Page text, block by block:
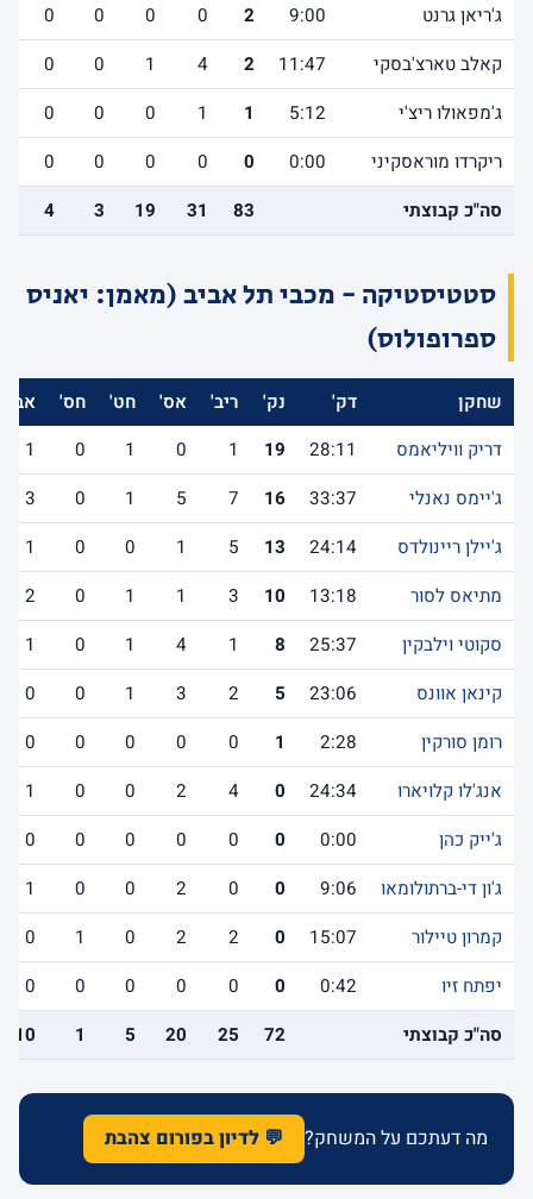
ג'ריאן גרנט
9:00
2
0
0
0
0
קאלב טארצ'בסקי
11:47
2
4
1
0
0
ג'מפאולו ריצ'י
5:12
1
1
0
0
0
ריקרדו מוראסקיני
0:00
0
0
0
0
0
סה"כ קבוצתי
83
31
19
3
4
סטטיסטיקה - מכבי תל אביב (מאמן: יאניס
ספרופולוס)
שחקן דק' נק' ריב' אס' חט' חס'
אב'
דריק וויליאמס
28:11
19
1
0
1
0
1
ג'יימס נאנלי
33:37
16
7
5
1
0
3
ג'יילן ריינולדס
24:14
13
5
1
0
0
1
מתיאס לסור
13:18
10
3
1
1
0
2
סקוטי וילבקין
25:37
8
1
4
1
0
1
קינאן אוונס
23:06
5
2
3
1
0
0
רומן סורקין
2:28
1
0
0
0
0
0
אנג'לו קלויארו
24:34
0
4
2
0
0
1
ג'ייק כהן
0:00
0
0
0
0
0
0
ג'ון די-ברתולומאו
9:06
0
0
2
0
0
1
קמרון טיילור
15:07
0
2
2
0
1
0
יפתח זיו
0:42
0
0
0
0
0
0
סה"כ קבוצתי
72
25
20
5
1
10
מה דעתכם על המשחק? 💬 לדיון בפורום צהבת